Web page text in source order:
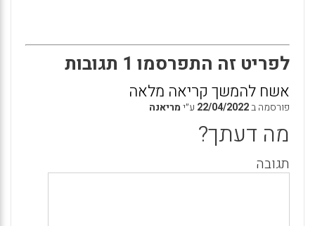
לפריט זה התפרסמו 1 תגובות
אשח להמשך קריאה מלאה
פורסמה ב22/04/2022 ע״ימריאנה
מה דעתך?
תגובה